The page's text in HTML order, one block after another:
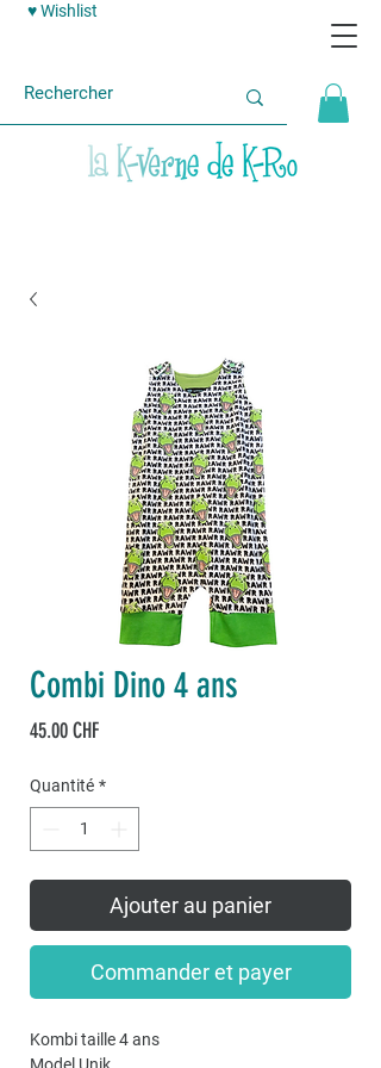
♥ Wishlist
Combi Dino 4 ans
45.00 CHFPrix
Quantité *
Ajouter au panier
Commander et payer
Kombi taille 4 ans